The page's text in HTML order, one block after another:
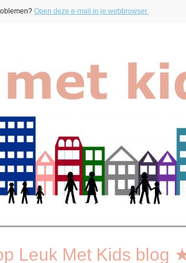
Open deze e-mail in je webbrowser.
Leuk Met Kids blog